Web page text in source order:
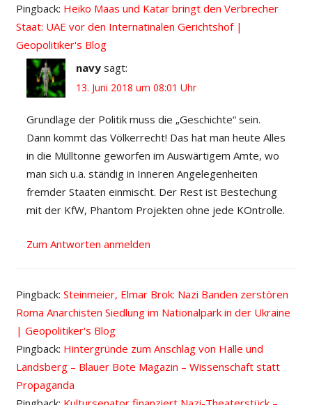
Pingback: Heiko Maas und Katar bringt den Verbrecher
Staat: UAE vor den Internatinalen Gerichtshof |
Geopolitiker's Blog
navy sagt:
13. Juni 2018 um 08:01 Uhr
Grundlage der Politik muss die „Geschichte“ sein.
Dann kommt das Völkerrecht! Das hat man heute Alles
in die Mülltonne geworfen im Auswärtigem Amte, wo
man sich u.a. ständig in Inneren Angelegenheiten
fremder Staaten einmischt. Der Rest ist Bestechung
mit der KfW, Phantom Projekten ohne jede KOntrolle.
Zum Antworten anmelden
Pingback: Steinmeier, Elmar Brok: Nazi Banden zerstören
Roma Anarchisten Siedlung im Nationalpark in der Ukraine
| Geopolitiker's Blog
Pingback: Hintergründe zum Anschlag von Halle und
Landsberg – Blauer Bote Magazin – Wissenschaft statt
Propaganda